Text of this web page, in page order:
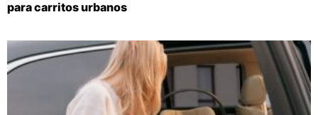
para carritos urbanos